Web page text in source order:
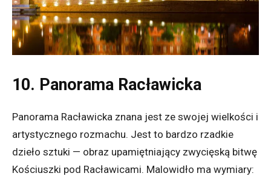
10. Panorama Racławicka
Panorama Racławicka znana jest ze swojej wielkości i
artystycznego rozmachu. Jest to bardzo rzadkie
dzieło sztuki — obraz upamiętniający zwycięską bitwę
Kościuszki pod Racławicami. Malowidło ma wymiary: